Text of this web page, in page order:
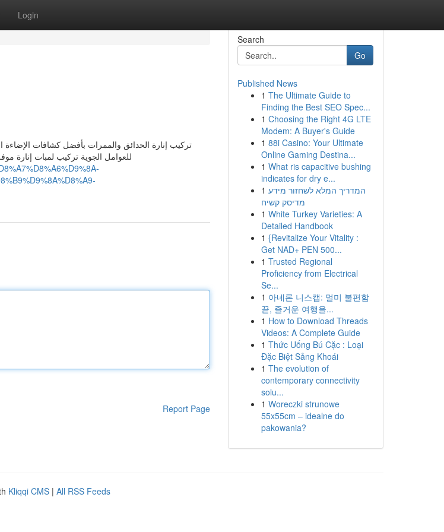
Login
تركيب إنارة الحدائق والممرات بأفضل كشافات
للعوامل الجوية تركيب لمبات إنارة
Report Page
Search
Go
Published News
1 The Ultimate Guide to
Finding the Best SEO Spec...
1 Choosing the Right 4G LTE
Modem: A Buyer's Guide
1 88i Casino: Your Ultimate
Online Gaming Destina...
1 What ris capacitive bushing
indicates for dry e...
1 המדריך המלא לשחזור מידע
מדיסק קשיח
1 White Turkey Varieties: A
Detailed Handbook
1 {Revitalize Your Vitality :
Get NAD+ PEN 500...
1 Trusted Regional
Proficiency from Electrical
Se...
1 아네론 니스캡: 멀미 불편함
끝, 즐거운 여행을...
1 How to Download Threads
Videos: A Complete Guide
1 Thức Uống Bú Cặc : Loại
Đặc Biệt Sảng Khoái
1 The evolution of
contemporary connectivity
solu...
1 Woreczki strunowe
55x55cm – idealne do
pakowania?
Kliqqi CMS | All RSS Feeds